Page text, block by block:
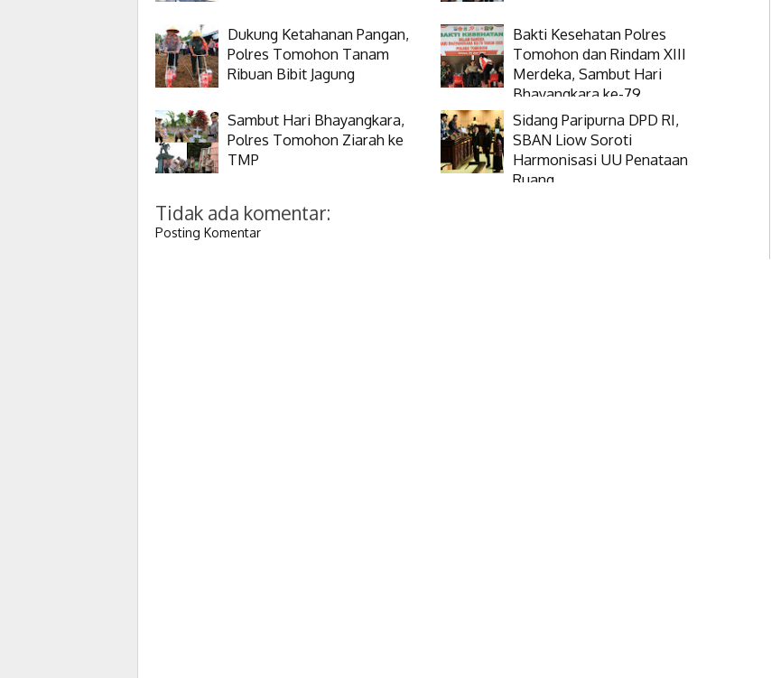
Dukung Ketahanan Pangan,
Polres Tomohon Tanam
Ribuan Bibit Jagung
Bakti Kesehatan Polres
Tomohon dan Rindam XIII
Merdeka, Sambut Hari
Bhayangkara ke-79
Sambut Hari Bhayangkara,
Polres Tomohon Ziarah ke
TMP
Sidang Paripurna DPD RI,
SBAN Liow Soroti
Harmonisasi UU Penataan
Ruang
Tidak ada komentar:
Posting Komentar